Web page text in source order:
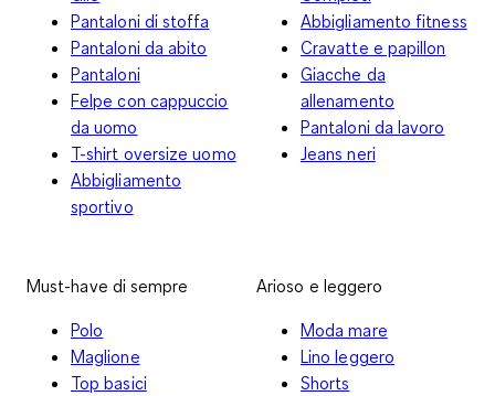
Pantaloni di stoffa
Pantaloni da abito
Pantaloni
Felpe con cappuccio
da uomo
T-shirt oversize uomo
Abbigliamento
sportivo
Abbigliamento fitness
Cravatte e papillon
Giacche da
allenamento
Pantaloni da lavoro
Jeans neri
Must-have di sempre
Polo
Maglione
Top basici
Arioso e leggero
Moda mare
Lino leggero
Shorts